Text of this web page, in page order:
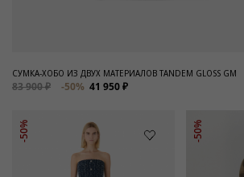
СУМКА-ХОБО ИЗ ДВУХ МАТЕРИАЛОВ TANDEM GLOSS GM
83 900 ₽ -50% 41 950 ₽
-50% -50%